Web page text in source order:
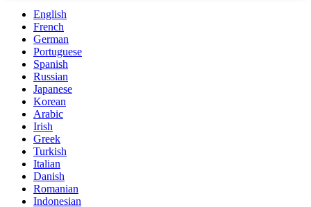
English
French
German
Portuguese
Spanish
Russian
Japanese
Korean
Arabic
Irish
Greek
Turkish
Italian
Danish
Romanian
Indonesian